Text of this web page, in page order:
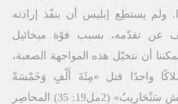
ولم يستطِع إبليس أن ينفّذ إرادته
عن تقدّمه، بسبب قوّة ميخائيل
أن نتخيّل هذه المواجهة الصعبة،
واحدًا قتل «مِئَةَ أَلْفٍ وَخَمْسَةً
وَثَمَانِينَ أَلْفًا مِنْ جَيْشِ سَنْحَارِيبُ» (2مل19: 35) المحاصِر